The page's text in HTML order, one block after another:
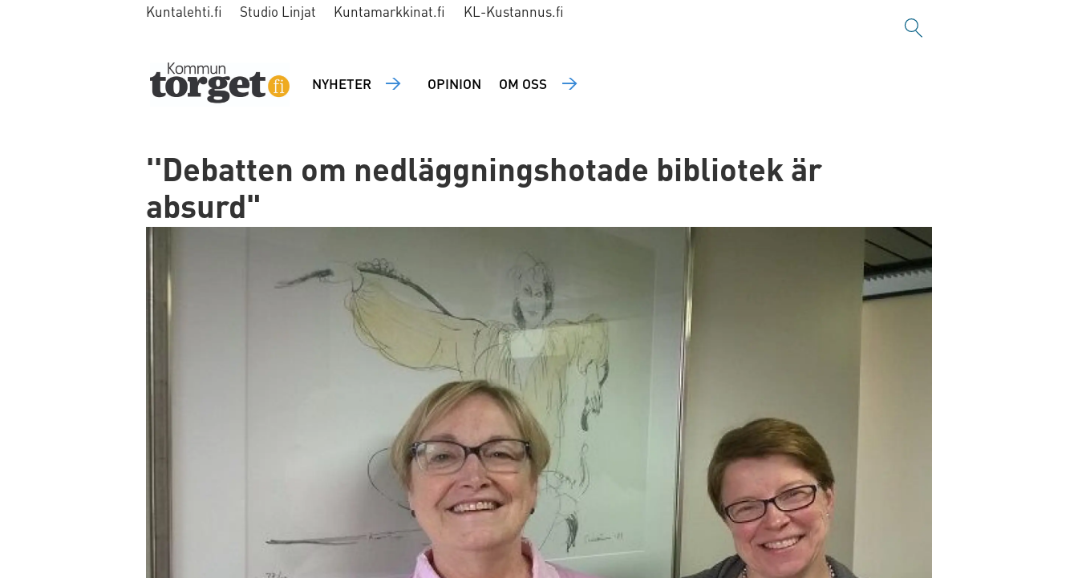
Kuntalehti.fi Studio Linjat Kuntamarkkinat.fi KL-Kustannus.fi
NYHETER OPINION OM OSS
''Debatten om nedläggningshotade bibliotek är
absurd"